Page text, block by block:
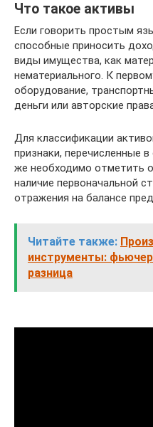
Что такое активы
Если говорить простым
способные приносить
виды имущества, как
нематериального. К
оборудование,
деньги или авторские
Для классификации
признаки, перечисленные
же необходимо отметить
наличие первоначальной
отражения на балансе
Читайте также:
инструменты:
разница